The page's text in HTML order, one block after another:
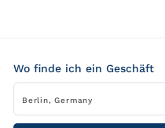
Wo finde ich ein Geschäft